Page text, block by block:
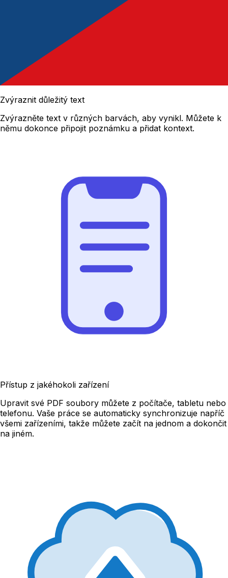
Zvýraznit důležitý text
Zvýrazněte text v různých barvách, aby vynikl. Můžete k
němu dokonce připojit poznámku a přidat kontext.
Přístup z jakéhokoli zařízení
Upravit své PDF soubory můžete z počítače, tabletu nebo
telefonu. Vaše práce se automaticky synchronizuje napříč
všemi zařízeními, takže můžete začít na jednom a dokončit
na jiném.